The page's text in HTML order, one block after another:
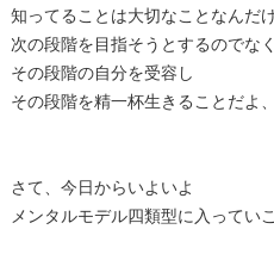
知ってることは大切なことなんだけ
次の段階を目指そうとするのでなく
その段階の自分を受容し
その段階を精一杯生きることだよ、
さて、今日からいよいよ
メンタルモデル四類型に入ってい